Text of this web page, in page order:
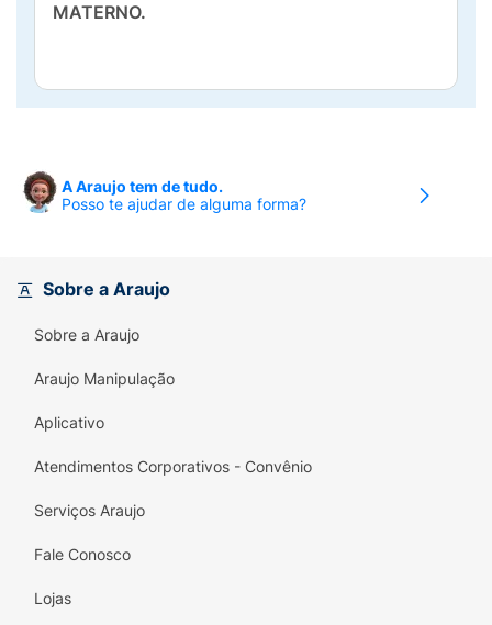
MATERNO.
A Araujo tem de tudo.
Posso te ajudar de alguma forma?
Sobre a Araujo
Sobre a Araujo
Araujo Manipulação
Aplicativo
Atendimentos Corporativos - Convênio
Serviços Araujo
Fale Conosco
Lojas